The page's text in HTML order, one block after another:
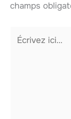
champs
Écrivez
ici…